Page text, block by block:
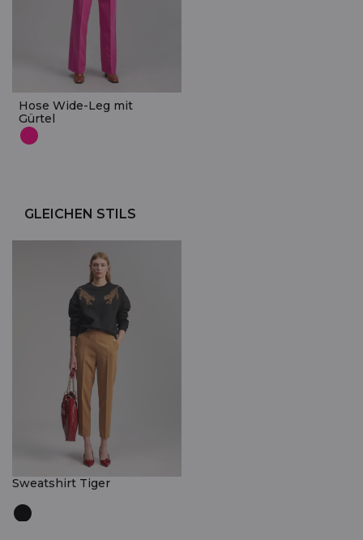
Hose Wide-Leg mit
Gürtel
GLEICHEN STILS
Sweatshirt Tiger